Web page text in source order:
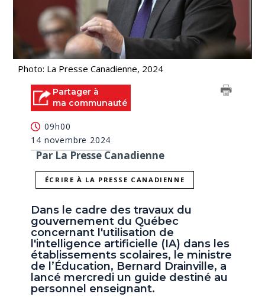
Photo: La Presse Canadienne, 2024
Partager à
ma communauté
09h00
14 novembre 2024
Par La Presse Canadienne
ÉCRIRE À LA PRESSE CANADIENNE
Dans le cadre des travaux du
gouvernement du Québec
concernant l'utilisation de
l'intelligence artificielle (IA) dans les
établissements scolaires, le ministre
de l’Éducation, Bernard Drainville, a
lancé mercredi un guide destiné au
personnel enseignant.